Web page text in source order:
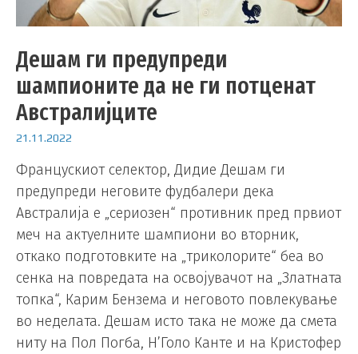
Дешам ги предупреди
шампионите да не ги потценат
Австралијците
21.11.2022
Францускиот селектор, Дидие Дешам ги
предупреди неговите фудбалери дека
Австралија е „сериозен“ противник пред првиот
меч на актуелните шампиони во вторник,
откако подготовките на „триколорите“ беа во
сенка на повредата на освојувачот на „Златната
топка“, Карим Бензема и неговото повлекување
во неделата. Дешам исто така не може да смета
ниту на Пол Погба, Н’Голо Канте и на Кристофер